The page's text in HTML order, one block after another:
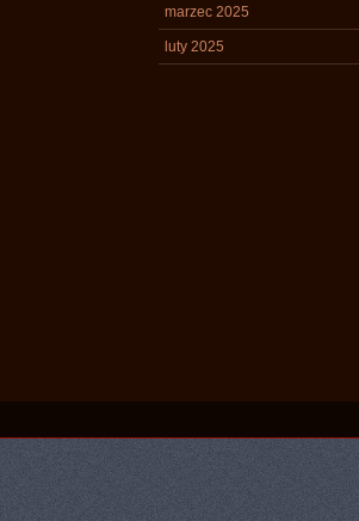
marzec 2025
luty 2025